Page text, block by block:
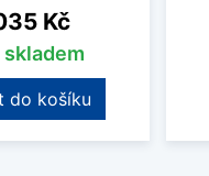
Kč
skladem
do košíku